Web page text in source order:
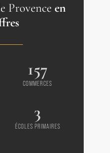
Provence en
157
COMMERCES
3
ÉCOLES PRIMAIRES